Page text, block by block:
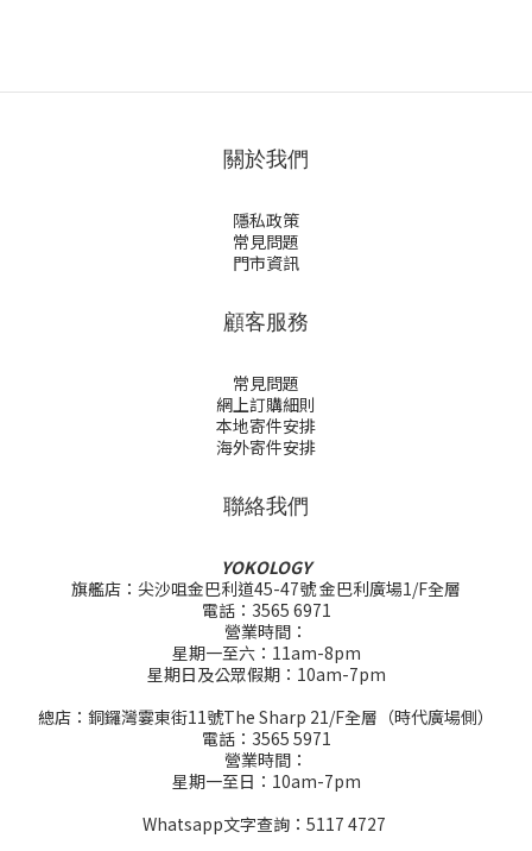
關於我們
隱私政策
常見問題
門市資訊
顧客服務
常見問題
網上訂購細則
本地寄件安排
海外寄件安排
聯絡我們
YOKOLOGY
旗艦店：尖沙咀金巴利道45-47號 金巴利廣場1/F全層
電話：3565 6971
營業時間：
星期一至六：11am-8pm
星期日及公眾假期：10am-7pm
總店：銅鑼灣霎東街11號The Sharp 21/F全層（時代廣場側）
電話：3565 5971
營業時間：
星期一至日：10am-7pm
Whatsapp文字查詢：5117 4727